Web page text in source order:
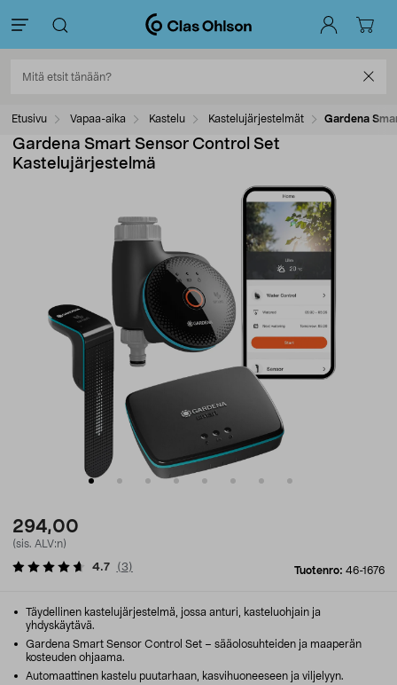
Etusivu Vapaa-aika Kastelu Kastelujärjestelmät Gardena
Gardena Smart Sensor Control Set
Kastelujärjestelmä
294,00
(sis. ALV:n)
Tuotenro: 46-1676
4.7 (3)
Täydellinen kastelujärjestelmä, jossa anturi, kasteluohjain ja
yhdyskäytävä.
Gardena Smart Sensor Control Set – sääolosuhteiden ja maaperän
kosteuden ohjaama.
Automaattinen kastelu puutarhaan, kasvihuoneeseen ja viljelyyn.